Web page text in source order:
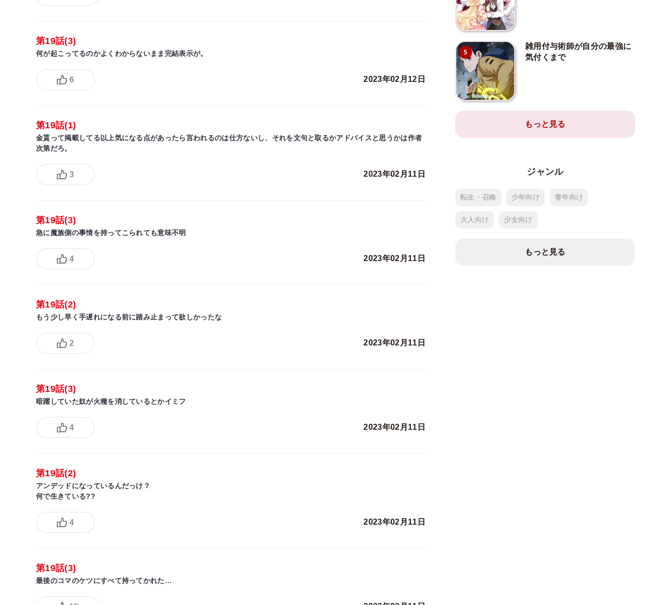
第19話(3)
何が起こってるのかよくわからないまま完結表示が。
6 2023年02月12日
第19話(1)
金貰って掲載してる以上気になる点があったら言われるのは仕方ないし、それを文句と取るかアドバイスと思うかは作者
次第だろ。
3 2023年02月11日
第19話(3)
急に魔族側の事情を持ってこられても意味不明
4 2023年02月11日
第19話(2)
もう少し早く手遅れになる前に踏み止まって欲しかったな
2 2023年02月11日
第19話(3)
暗躍していた奴が火種を消しているとかイミフ
4 2023年02月11日
第19話(2)
アンデッドになっているんだっけ？
何で生きている??
4 2023年02月11日
第19話(3)
最後のコマのケツにすべて持ってかれた…
5
雑用付与術師が自分の最強に
気付くまで
もっと見る
ジャンル
転生・召喚 少年向け 青年向け
大人向け 少女向け
もっと見る